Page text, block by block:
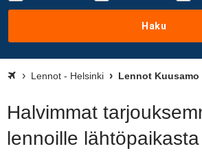
Haku
Lennot - Helsinki Lennot Kuusamo
Halvimmat
lennoille